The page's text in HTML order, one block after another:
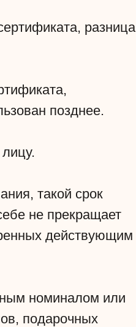
разница
позднее.
такой срок
не прекращает
действующим
номиналом или
подарочных